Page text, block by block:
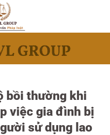
bồi thường khi
việc gia đình bị
sử dụng lao